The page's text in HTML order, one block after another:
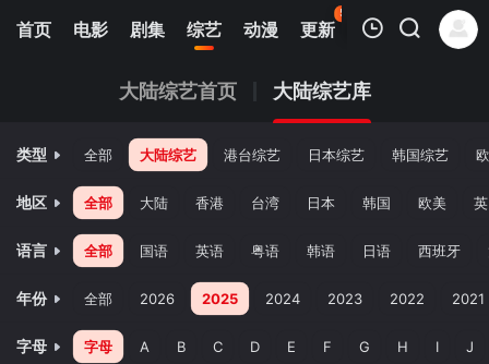
首页 电影 剧集 综艺 动漫 更新
59
热榜 APP
我的观影记录
暂无观看影片的记录
大陆综艺首页 大陆综艺库
类型 全部 大陆综艺 港台综艺 日本综艺 韩国综艺
地区 全部 大陆 香港 台湾 日本 韩国 欧美
语言 全部 国语 英语 粤语 韩语 日语 西班牙
年份 全部 2026 2025 2024 2023 2022 2021
字母 字母 A B C D E F G H I J